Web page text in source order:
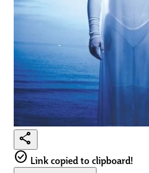
share
check_circle Link copied to clipboard!